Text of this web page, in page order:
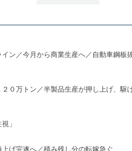
ン／今月から商業生産へ／自動車鋼板
０万トン／半製品生産が押し上げ、駆
」
げ完遂へ／積み残し分の転嫁急ぐ